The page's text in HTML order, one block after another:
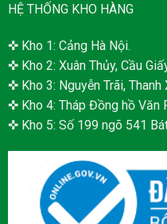
HỆ THỐNG KHO HÀNG
✜ Kho 1: Cảng Hà Nội.
✜ Kho 2: Xuân Thủy, Cầu
✜ Kho 3: Nguyễn Trãi, Thanh
✜ Kho 4: Tháp Đồng hồ Văn
✜ Kho 5: Số 199 ngõ 541